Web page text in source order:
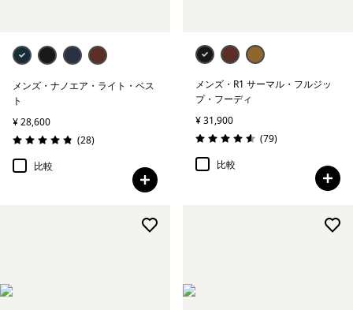
メンズ・ナノエア・ライト・ベス
ト
¥ 28,600
評価: 4.9 / 5
(28レビュー
)
比較
メンズ・R1 サーマル・フルジッ
プ・フーディ
¥ 31,900
評価: 4.6 / 5
(79レビュー
)
比較